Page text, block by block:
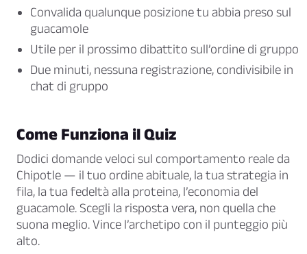
Convalida qualunque posizione tu abbia preso sul
guacamole
Utile per il prossimo dibattito sull’ordine di gruppo
Due minuti, nessuna registrazione, condivisibile in
chat di gruppo
Come Funziona il Quiz
Dodici domande veloci sul comportamento reale da
Chipotle — il tuo ordine abituale, la tua strategia in
fila, la tua fedeltà alla proteina, l’economia del
guacamole. Scegli la risposta vera, non quella che
suona meglio. Vince l’archetipo con il punteggio più
alto.